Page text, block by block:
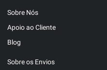
Sobre Nós
Apoio ao Cliente
Blog
Sobre os Envios